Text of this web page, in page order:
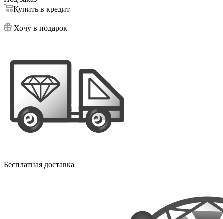
Купить в кредит
Хочу в подарок
Бесплатная доставка